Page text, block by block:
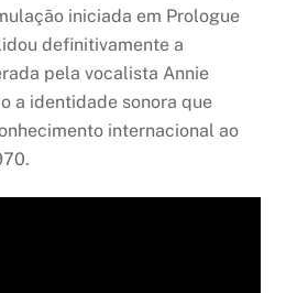
iniciada em Prologue
definitivamente a
pela vocalista Annie
a identidade sonora que
internacional ao